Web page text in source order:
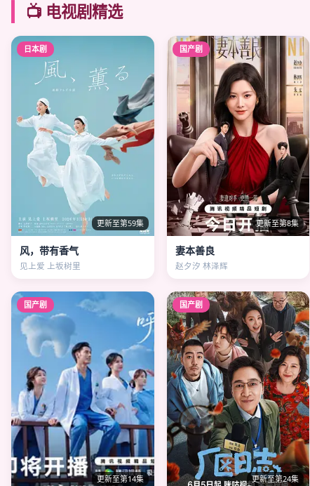
📺 电视剧精选
日本剧
更新至第59集
风，带有香气
见上爱 上坂树里
国产剧
更新至第8集
妻本善良
赵夕汐 林泽辉
国产剧
更新至第14集
国产剧
更新至第24集